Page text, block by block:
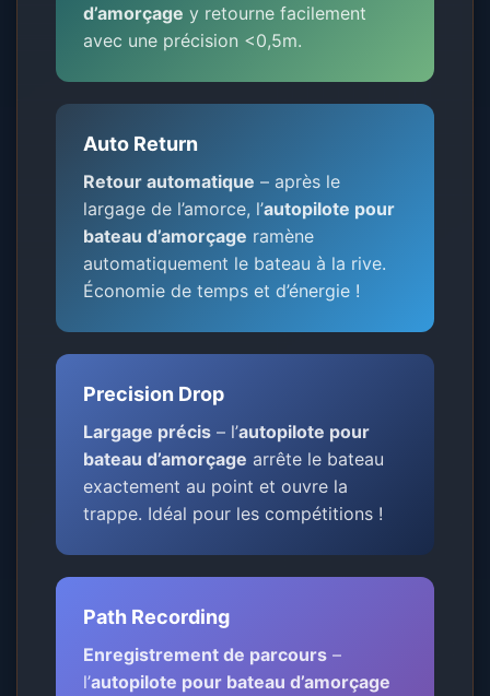
d’amorçage y retourne facilement
avec une précision <0,5m.
Auto Return
Retour automatique – après le
largage de l’amorce, l’autopilote pour
bateau d’amorçage ramène
automatiquement le bateau à la rive.
Économie de temps et d’énergie !
Precision Drop
Largage précis – l’autopilote pour
bateau d’amorçage arrête le bateau
exactement au point et ouvre la
trappe. Idéal pour les compétitions !
Path Recording
Enregistrement de parcours –
l’autopilote pour bateau d’amorçage